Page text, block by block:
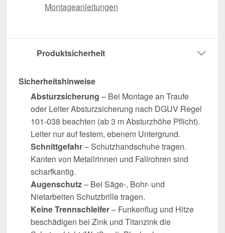
Montageanleitungen
Produktsicherheit
Sicherheitshinweise
Absturzsicherung – Bei Montage an Traufe
oder Leiter Absturzsicherung nach DGUV Regel
101-038 beachten (ab 3 m Absturzhöhe Pflicht).
Leiter nur auf festem, ebenem Untergrund.
Schnittgefahr– Schutzhandschuhe tragen.
Kanten von Metallrinnen und Fallrohren sind
scharfkantig.
Augenschutz– Bei Säge-, Bohr- und
Nietarbeiten Schutzbrille tragen.
Keine Trennschleifer– Funkenflug und Hitze
beschädigen bei Zink und Titanzink die